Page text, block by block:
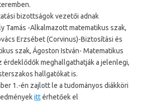
bizottságok vezetői adnak
Tamás -Alkalmazott matematikus szak,
Erzsébet (Corvinus)-Biztosítási és
szak, Ágoston István- Matematikus
érdeklődők meghallgathatják a jelenlegi,
hallgatókat is.
1.-én zajlott le a tudományos diákköri
ittérhetőek el